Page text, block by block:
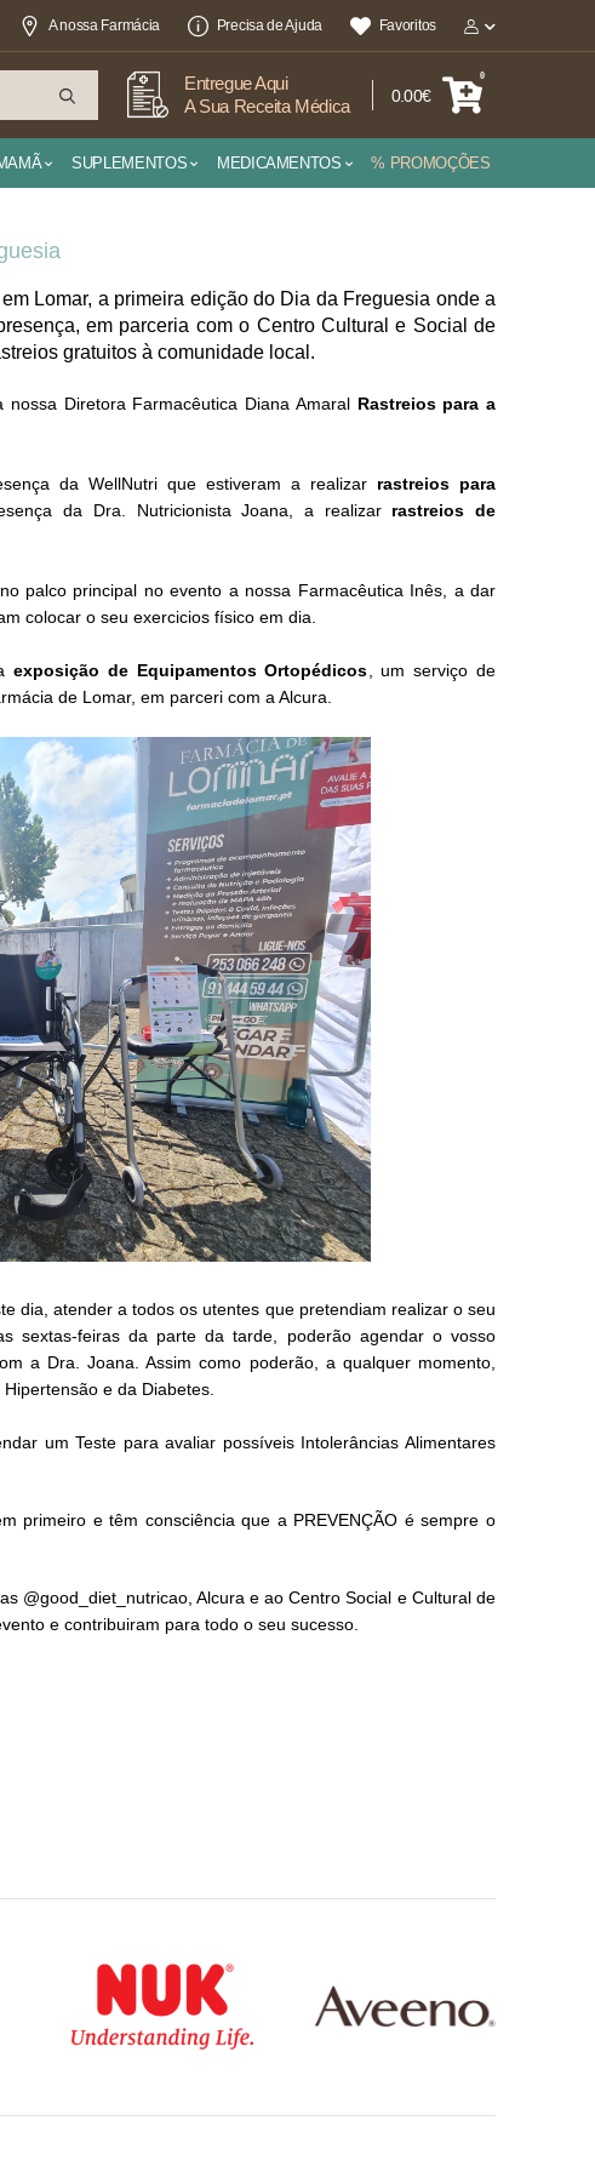
A nossa Farmácia Precisa de Ajuda Favoritos
Entregue Aqui
A Sua Receita Médica
0.00€
0
SUPLEMENTOS MEDICAMENTOS % PROMOÇÕES
Lomar, a primeira edição do Dia da Freguesia onde a
em parceria com o Centro Cultural e Social de
gratuitos à comunidade local.
Diretora Farmacêutica Diana Amaral Rastreios para a
da WellNutri que estiveram a realizar rastreios para
da Dra. Nutricionista Joana, a realizar rastreios de
palco principal no evento a nossa Farmacêutica Inês, a dar
colocar o seu exercicios físico em dia.
exposição de Equipamentos Ortopédicos , um serviço de
de Lomar, em parceri com a Alcura
dia, atender a todos os utentes que pretendiam realizar o seu
sextas-feiras da parte da tarde, poderão agendar o vosso
a Dra. Joana. Assim como poderão, a qualquer momento,
e da Diabetes.
um Teste para avaliar possíveis Intolerâncias Alimentares
primeiro e têm consciência que a PREVENÇÃO é sempre o
@good_diet_nutricao, Alcura e ao Centro Social e Cultural de
e contribuiram para todo o seu sucesso.